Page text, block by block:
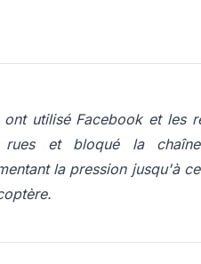
ont utilisé Facebook et les
et bloqué la chaîne
la pression jusqu'à